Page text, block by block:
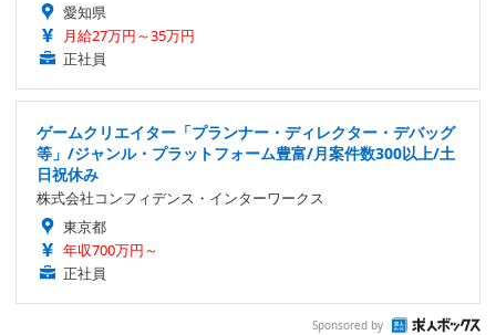
愛知県
月給27万円～35万円
正社員
ゲームクリエイター「プランナー・ディレクター・デバッグ
等」/ジャンル・プラットフォーム豊富/月案件数300以上/土
日祝休み
株式会社コンフィデンス・インターワークス
東京都
年収700万円～
正社員
Sponsored by